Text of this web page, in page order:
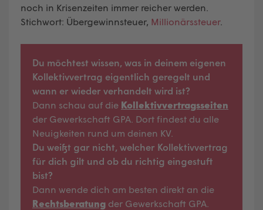
noch in Krisenzeiten immer reicher werden.
Stichwort: Übergewinnsteuer, Millionärssteuer.
Du möchtest wissen, was in deinem eigenen
Kollektivvertrag eigentlich geregelt und
wann er wieder verhandelt wird ist?
Dann schau auf die Kollektivvertragsseiten
der Gewerkschaft GPA. Dort findest du alle
Neuigkeiten rund um deinen KV.
Du weißt gar nicht, welcher Kollektivvertrag
für dich gilt und ob du richtig eingestuft
bist?
Dann wende dich am besten direkt an die
Rechtsberatung der Gewerkschaft GPA.